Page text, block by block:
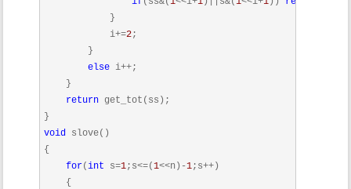
            }
            i+=
2;
        }
else i++;
    }
return get_tot(ss);
void slove()
{
for(int s=1;s<=(1<<n)-1;s++)
    {